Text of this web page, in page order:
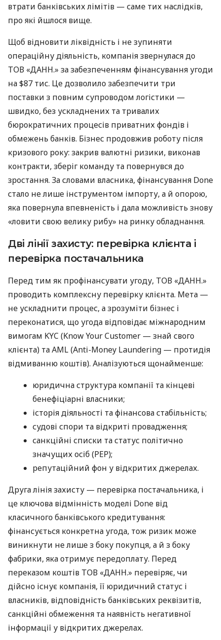
втрати банківських лімітів — саме тих наслідків,
про які йшлося вище.
Щоб відновити ліквідність і не зупиняти
операційну діяльність, компанія звернулася до
ТОВ «ДАНН.» за забезпеченням фінансування угоди
на $87 тис. Це дозволило забезпечити три
поставки з повним супроводом логістики —
швидко, без ускладнених та тривалих
бюрократичних процесів приватних фондів і
обмежень банків. Бізнес продовжив роботу після
кризового року: закрив валютні ризики, виконав
контракти, зберіг команду та повернувся до
зростання. За словами власника, фінансування Done
стало не лише інструментом імпорту, а й опорою,
яка повернула впевненість і дала можливість знову
«ловити свою велику рибу» на ринку обладнання.
Дві лінії захисту: перевірка клієнта і
перевірка постачальника
Перед тим як профінансувати угоду, ТОВ «ДАНН.»
проводить комплексну перевірку клієнта. Мета —
не ускладнити процес, а зрозуміти бізнес і
переконатися, що угода відповідає міжнародним
вимогам KYC (Know Your Customer — знай свого
клієнта) та AML (Anti-Money Laundering — протидія
відмиванню коштів). Аналізуються щонайменше:
юридична структура компанії та кінцеві
бенефіціарні власники;
історія діяльності та фінансова стабільність;
судові спори та відкриті провадження;
санкційні списки та статус політично
значущих осіб (PEP);
репутаційний фон у відкритих джерелах.
Друга лінія захисту — перевірка постачальника, і
це ключова відмінність моделі Done від
класичного банківського кредитування:
фінансується конкретна угода, тож ризик може
виникнути не лише з боку покупця, а й з боку
фабрики, яка отримує передоплату. Перед
переказом коштів ТОВ «ДАНН.» перевіряє, чи
дійсно існує компанія, її юридичний статус і
власників, відповідність банківських реквізитів,
санкційні обмеження та наявність негативної
інформації у відкритих джерелах.